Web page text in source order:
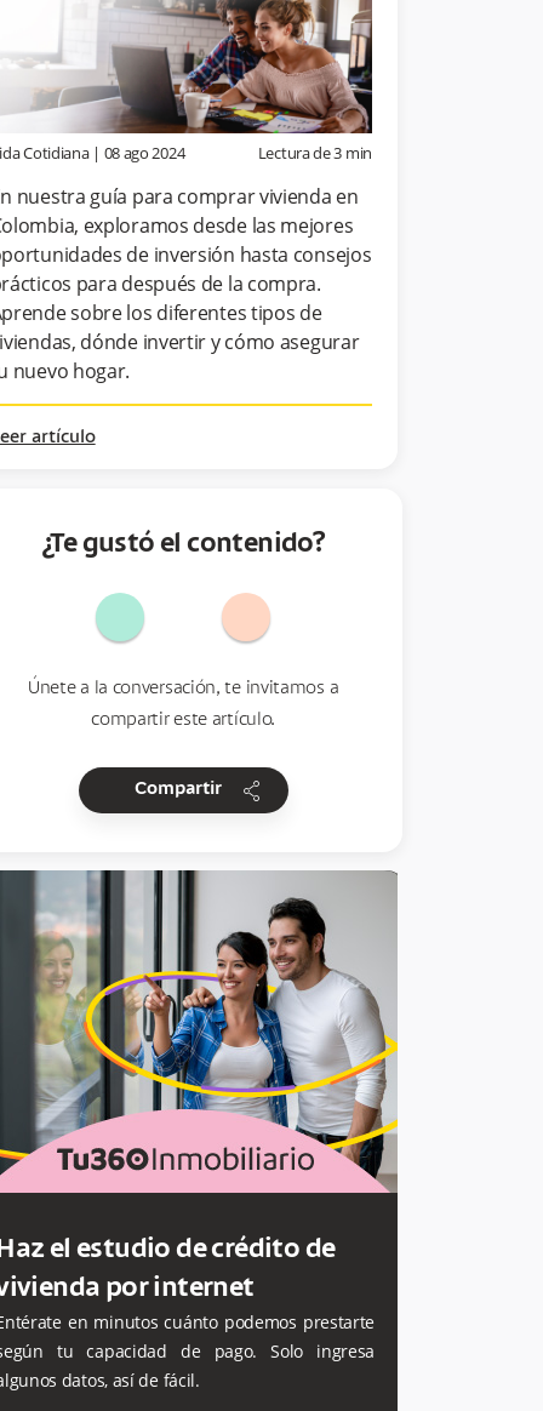
Cotidiana| 08 ago 2024 Lectura de3 min
nuestra guía para comprar vivienda en
exploramos desde las mejores
de inversión hasta consejos
para después de la compra.
sobre los diferentes tipos de
dónde invertir y cómo asegurar
nuevo hogar.
artículo
¿Te gustó el contenido?
Únete a la conversación, te invitamos a
compartir este artículo.
Compartir share
el estudio de crédito de
por internet
en minutos cuánto podemos prestarte
tu capacidad de pago. Solo ingresa
datos, así de fácil.